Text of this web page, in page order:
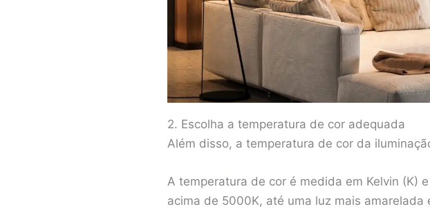
2. Escolha a temperatura de cor adequada
Além disso, a temperatura de cor da
A temperatura de cor é medida em Kelvin (K)
acima de 5000K, até uma luz mais